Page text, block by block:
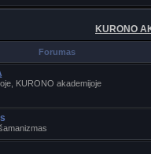
KURONO
Forumas
KURONO akademijoje